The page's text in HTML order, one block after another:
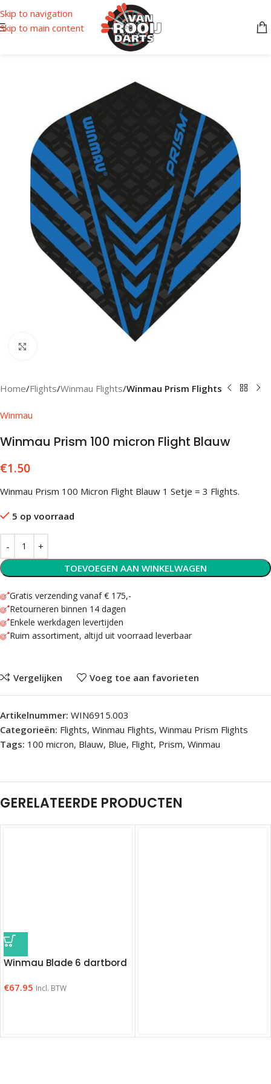
Skip to navigation
Skip to main content
Home Flights Winmau Flights Winmau Prism Flights
Winmau
Winmau Prism 100 micron Flight Blauw
€1.50
Winmau Prism 100 Micron Flight Blauw 1 Setje = 3 Flights.
5 op voorraad
TOEVOEGEN AAN WINKELWAGEN
Gratis verzending vanaf € 175,-
Retourneren binnen 14 dagen
Enkele werkdagen levertijden
Ruim assortiment, altijd uit voorraad leverbaar
Vergelijken Voeg toe aan favorieten
Artikelnummer: WIN6915.003
Categorieën: Flights, Winmau Flights, Winmau Prism Flights
Tags: 100 micron, Blauw, Blue, Flight, Prism, Winmau
GERELATEERDE PRODUCTEN
Winmau Blade 6 dartbord
€67.95 Incl. BTW